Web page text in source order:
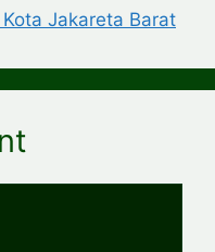
Kota Jakareta Barat